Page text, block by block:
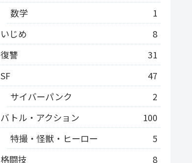
数学
1
いじめ
8
復讐
31
SF
47
サイバーパンク
2
バトル・アクション
100
特撮・怪獣・ヒーロー
5
格闘技
8